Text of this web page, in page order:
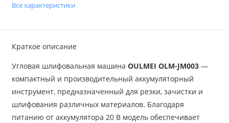
Все характеристики
Краткое описание
Угловая шлифовальная машина OULMEI OLM-JM003—
компактный и производительный аккумуляторный
инструмент, предназначенный для резки, зачистки и
шлифования различных материалов. Благодаря
питанию от аккумулятора 20 В модель обеспечивает